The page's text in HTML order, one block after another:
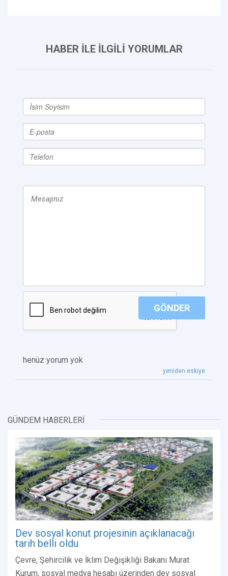
HABER İLE İLGİLİ YORUMLAR
GÖNDER
henüz yorum yok
yeniden eskiye
GÜNDEM HABERLERİ
Dev sosyal konut projesinin açıklanacağı
tarih belli oldu
Çevre, Şehircilik ve İklim Değişikliği Bakanı Murat
Kurum, sosyal medya hesabı üzerinden dev sosyal